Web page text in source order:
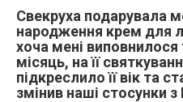
Свекруха подарувала
народження крем для
хоча мені виповнилося
місяць, на її
підкреслило її вік та
змінив наші стосунки